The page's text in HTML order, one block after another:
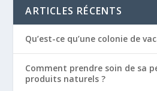
ARTICLES RÉCENTS
Qu’est-ce qu’une colonie de
Comment prendre soin de sa
produits naturels ?